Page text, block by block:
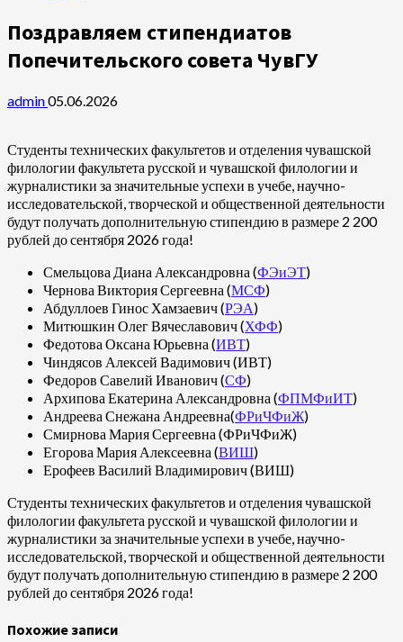
Поздравляем стипендиатов
Попечительского совета ЧувГУ
admin05.06.2026
Студенты технических факультетов и отделения чувашской
филологии факультета русской и чувашской филологии и
журналистики за значительные успехи в учебе, научно-
исследовательской, творческой и общественной деятельности
будут получать дополнительную стипендию в размере 2 200
рублей до сентября 2026 года!
Смельцова Диана Александровна (ФЭиЭТ)
Чернова Виктория Сергеевна (МСФ)
Абдуллоев Гинос Хамзаевич (РЭА)
Митюшкин Олег Вячеславович (ХФФ)
Федотова Оксана Юрьевна (ИВТ)
Чиндясов Алексей Вадимович (ИВТ)
Федоров Савелий Иванович (СФ)
Архипова Екатерина Александровна (ФПМФиИТ)
Андреева Снежана Андреевна(ФРиЧФиЖ)
Смирнова Мария Сергеевна (ФРиЧФиЖ)
Егорова Мария Алексеевна (ВИШ)
Ерофеев Василий Владимирович (ВИШ)
Студенты технических факультетов и отделения чувашской
филологии факультета русской и чувашской филологии и
журналистики за значительные успехи в учебе, научно-
исследовательской, творческой и общественной деятельности
будут получать дополнительную стипендию в размере 2 200
рублей до сентября 2026 года!
Похожие записи